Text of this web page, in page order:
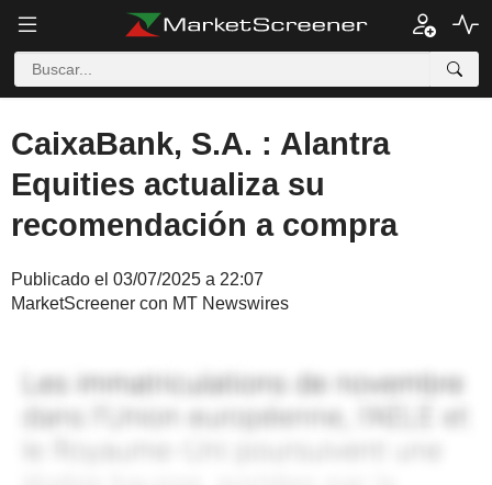
CaixaBank, S.A. : Alantra
Equities actualiza su
recomendación a compra
Publicado el 03/07/2025 a 22:07
MarketScreener con MT Newswires